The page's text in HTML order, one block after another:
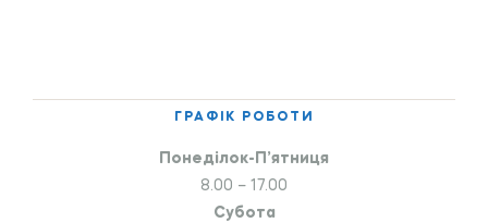
ГРАФІК РОБОТИ
Понеділок-П’ятниця
8.00 – 17.00
Субота